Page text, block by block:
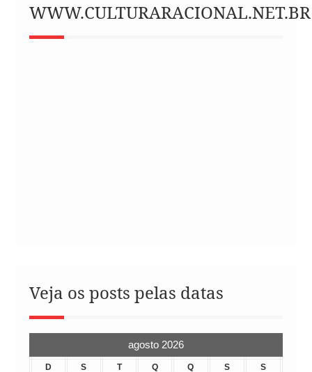
WWW.CULTURARACIONAL.NET.BR
Veja os posts pelas datas
agosto 2026
D S T Q Q S
S